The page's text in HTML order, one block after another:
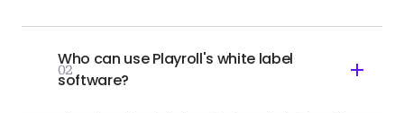
02
Who can use Playroll's white label
software?